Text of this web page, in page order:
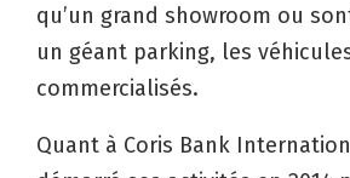
qu’un grand showroom ou
un géant parking, les
commercialisés.
Quant à Coris Bank